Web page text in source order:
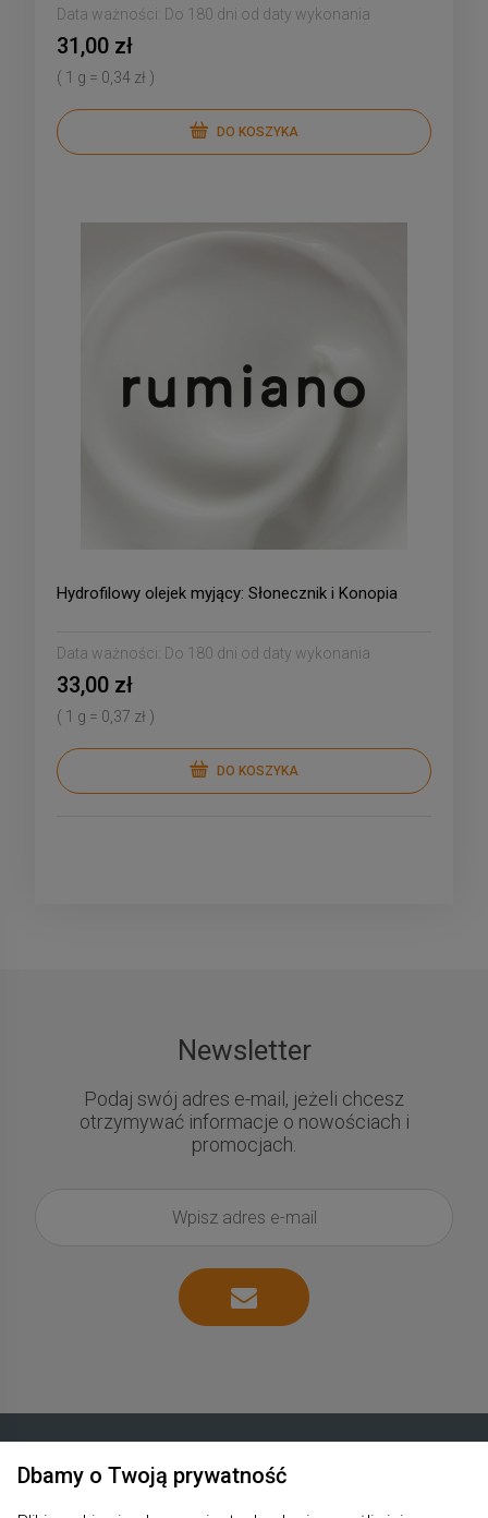
Data ważności: Do 180 dni od daty wykonania
31,00 zł
( 1 g = 0,34 zł )
DO KOSZYKA
Hydrofilowy olejek myjący: Słonecznik i Konopia
Data ważności: Do 180 dni od daty wykonania
33,00 zł
( 1 g = 0,37 zł )
DO KOSZYKA
Newsletter
Podaj swój adres e-mail, jeżeli chcesz
otrzymywać informacje o nowościach i
promocjach.
Dbamy o Twoją prywatność